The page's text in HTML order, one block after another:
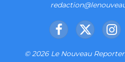
Facebook
X
© 2026 Le Nouveau